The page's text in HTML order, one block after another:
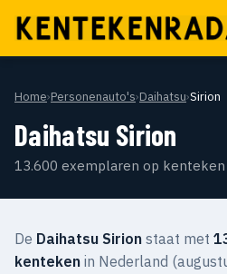
Home›Personenauto's›Daihatsu›Sirion
Daihatsu Sirion
13.600 exemplaren op kenteken
De Daihatsu Sirion staat met
kenteken in Nederland